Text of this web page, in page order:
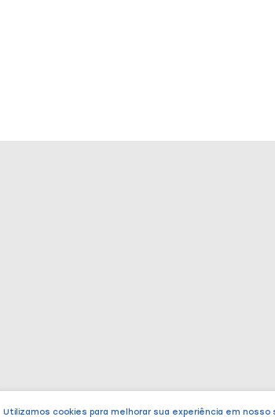
Utilizamos cookies para melhorar sua experiência em